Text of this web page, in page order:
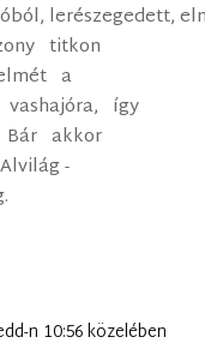
lerészegedett,
titkon
a
így
akkor
n 10:56 közelében